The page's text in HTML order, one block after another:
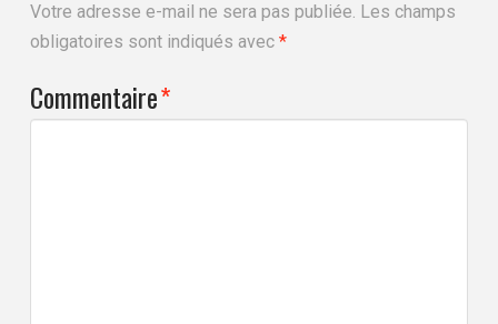
Votre adresse e-mail ne sera pas publiée. Les champs
obligatoires sont indiqués avec *
Commentaire*